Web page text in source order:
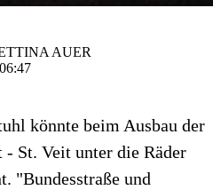
AUER
könnte beim Ausbau der
St. Veit unter die Räder
"Bundesstraße und